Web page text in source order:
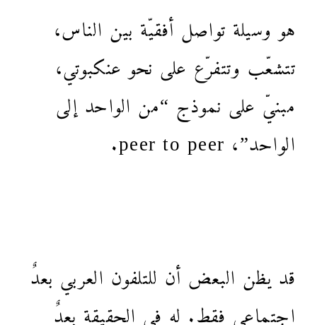
هو وسيلة تواصل أفقيّة بين الناس،
تتشعّب وتتفرّع على نحو عنكبوتي،
مبنيّ على نموذج “من الواحد إلى
الواحد”، peer to peer.
قد يظن البعض أن للتلفون العربي بعدٌ
اجتماعي فقط. له في الحقيقة بعدٌ